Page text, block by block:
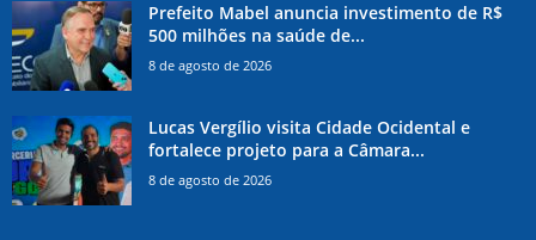
Prefeito Mabel anuncia investimento de R$
500 milhões na saúde de...
8 de agosto de 2026
Lucas Vergílio visita Cidade Ocidental e
fortalece projeto para a Câmara...
8 de agosto de 2026